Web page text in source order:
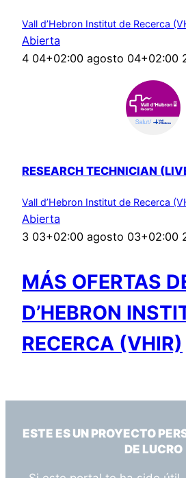
Vall d’Hebron Institut de Recerca
Abierta
4 04+02:00 agosto 04+02:00
RESEARCH TECHNICIAN
Vall d’Hebron Institut de Recerca
Abierta
3 03+02:00 agosto 03+02:00
MÁS OFERTAS
D’HEBRON
RECERCA (VHIR)
ESTE ES UN PROYECTO
DE LUCRO